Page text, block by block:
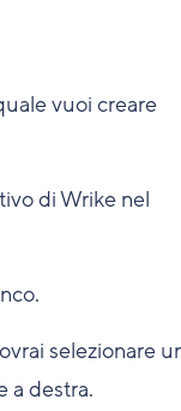
vuoi creare
di Wrike nel
selezionare
a destra.